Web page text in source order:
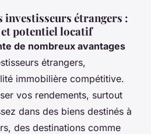
investisseurs étrangers :
potentiel locatif
de nombreux avantages
étrangers,
immobilière compétitive.
vos rendements, surtout
dans des biens destinés à
des destinations comme